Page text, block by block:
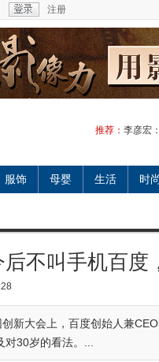
注册
推荐： 李彦宏
服饰 母婴 生活 时尚
不叫手机百度
新大会上，百度创始人兼
30岁的看法。...